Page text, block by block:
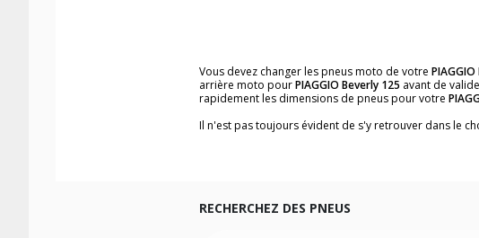
Vous devez changer les pneus moto de votre
arrière moto pourPIAGGIO Beverly 125 avant de
rapidement les dimensions de pneus pour votre
Il n'est pas toujours évident de s'y retrouver dans le
Vous ne savez pas comment trouver les dimensions
facilement.
RECHERCHEZ DES PNEUS